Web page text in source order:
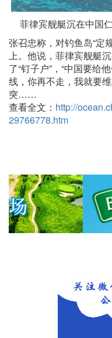
菲律宾舰艇沉在中国
张召忠称，对钓鱼岛“定
上。他说，菲律宾舰艇
了“钉子户”，“中国要给
线，你再不走，我就要
突……
查看全文： http://
29766778.htm